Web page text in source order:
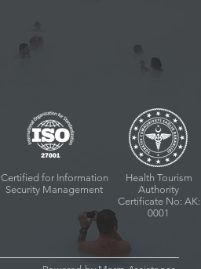
Certified for Information
Security Management
Health Tourism
Authority
Certificate No: AK:
0001